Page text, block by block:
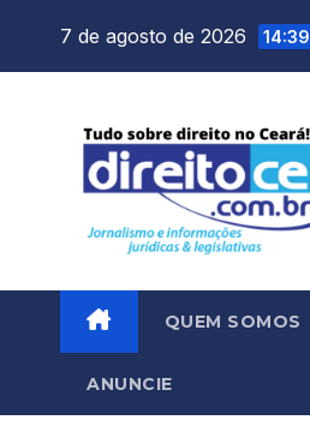
7 de agosto de 2026 14:39
QUEM SOMOS
ANUNCIE